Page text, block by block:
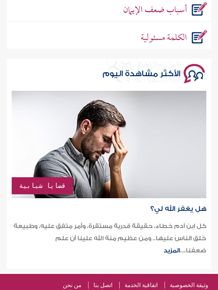
أسباب ضعف الإيمان
الكلمة مسئولية
الأكثر مشاهدة اليوم
قضايا شبابية
هل يغفر الله لي؟
كل ابن آدم خطاء، حقيقة قدرية مستقرة، وأمر متفق عليه، وطبيعة
خُلق الناسُ عليها.. ومن عظيم منة الله علينا أن علم
ضعفنا،...المزيد
وثيقة الخصوصية اتفاقية الخدمة اتصل بنا من نحن